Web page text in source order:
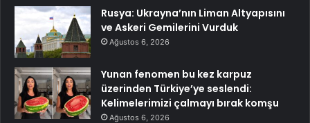
Rusya: Ukrayna’nın Liman Altyapısını
ve Askeri Gemilerini Vurduk
Ağustos 6, 2026
Yunan fenomen bu kez karpuz
üzerinden Türkiye’ye seslendi:
Kelimelerimizi çalmayı bırak komşu
Ağustos 6, 2026